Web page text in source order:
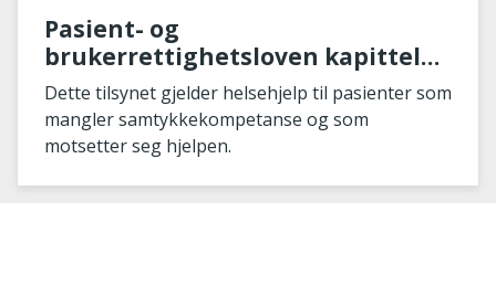
Pasient- og
brukerrettighetsloven kapittel
4A
Dette tilsynet gjelder helsehjelp til pasienter som
mangler samtykkekompetanse og som
motsetter seg hjelpen.